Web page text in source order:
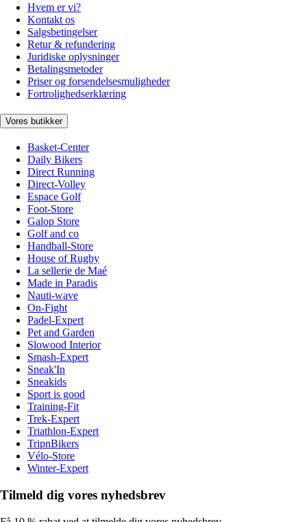
Hvem er vi?
Kontakt os
Salgsbetingelser
Retur & refundering
Juridiske oplysninger
Betalingsmetoder
Priser og forsendelsesmuligheder
Fortrolighedserklæring
Vores butikker
Basket-Center
Daily Bikers
Direct Running
Direct-Volley
Espace Golf
Foot-Store
Galop Store
Golf and co
Handball-Store
House of Rugby
La sellerie de Maé
Made in Paradis
Nauti-wave
On-Fight
Padel-Expert
Pet and Garden
Slowood Interior
Smash-Expert
Sneak'In
Sneakids
Sport is good
Training-Fit
Trek-Expert
Triathlon-Expert
TripnBikers
Vélo-Store
Winter-Expert
Tilmeld dig vores nyhedsbrev